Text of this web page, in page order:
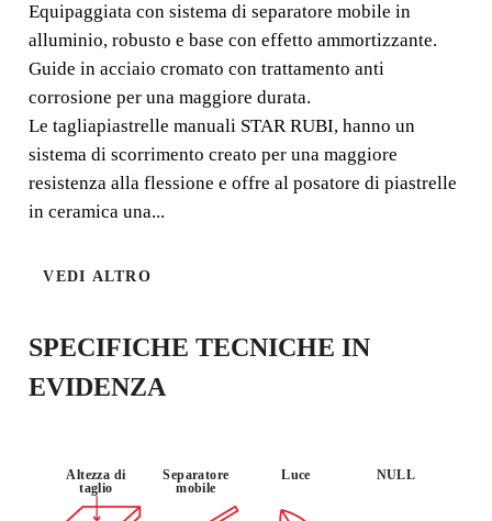
Tagliapiastrelle leggera e polivalente. La gamma di
tagliapiastrelle manuali STAR è adatta per il taglio di
gres smaltato e bicottura.
LE
Equipaggiata con sistema di separatore mobile in
alluminio, robusto e base con effetto ammortizzante.
Guide in acciaio cromato con trattamento anti
corrosione per una maggiore durata.
Le tagliapiastrelle manuali STAR RUBI, hanno un
sistema di scorrimento creato per una maggiore
resistenza alla flessione e offre al posatore di piastrelle
in ceramica una...
VEDI ALTRO
SPECIFICHE TECNICHE IN
EVIDENZA
Altezza di
taglio
Separatore
mobile
Luce NULL